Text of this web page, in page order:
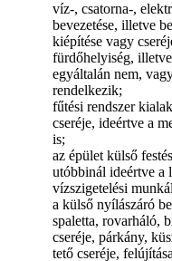
víz-, csatorna-,
bevezetése, illetve
kiépítése vagy
fürdőhelyiség,
egyáltalán nem,
rendelkezik;
fűtési rendszer
cseréje, ideértve a
is;
az épület külső
utóbbinál ideértve a
vízszigetelési
a külső nyílászáró
spaletta, rovarháló,
cseréje, párkány,
tető cseréje,